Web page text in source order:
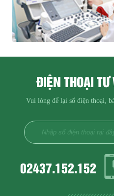
ĐIỆN THOẠI
Vui lòng để lại số điện thoại,
02437.152.152